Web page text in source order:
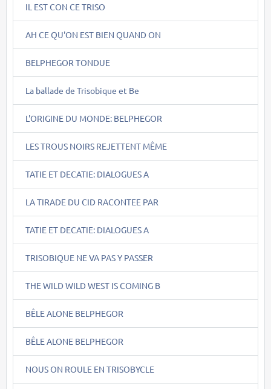
IL EST CON CE TRISO
AH CE QU'ON EST BIEN QUAND ON
BELPHEGOR TONDUE
La ballade de Trisobique et Be
L'ORIGINE DU MONDE: BELPHEGOR
LES TROUS NOIRS REJETTENT MÊME
TATIE ET DECATIE: DIALOGUES A
LA TIRADE DU CID RACONTEE PAR
TATIE ET DECATIE: DIALOGUES A
TRISOBIQUE NE VA PAS Y PASSER
THE WILD WILD WEST IS COMING B
BÊLE ALONE BELPHEGOR
BÊLE ALONE BELPHEGOR
NOUS ON ROULE EN TRISOBYCLE